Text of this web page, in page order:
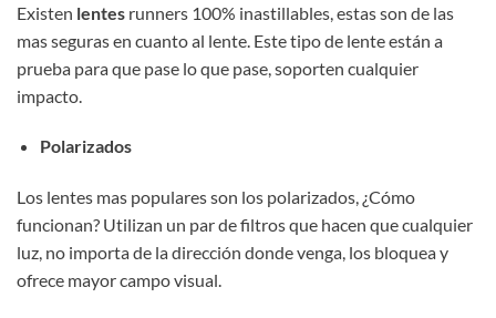
Existen lentes runners 100% inastillables, estas son de las
mas seguras en cuanto al lente. Este tipo de lente están a
prueba para que pase lo que pase, soporten cualquier
impacto.
Polarizados
Los lentes mas populares son los polarizados, ¿Cómo
funcionan? Utilizan un par de filtros que hacen que cualquier
luz, no importa de la dirección donde venga, los bloquea y
ofrece mayor campo visual.